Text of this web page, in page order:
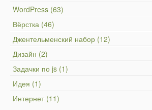
WordPress (63)
Вёрстка (46)
Джентельменский набор (12)
Дизайн (2)
Задачки по js (1)
Идея (1)
Интернет (11)